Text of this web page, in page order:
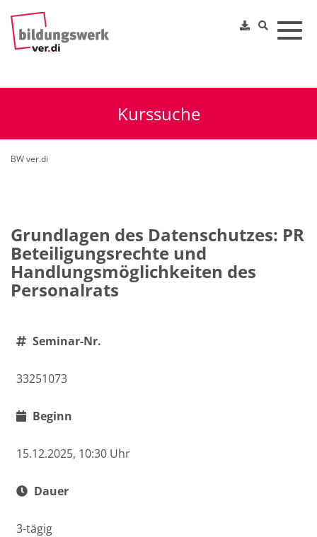
Kurssuche
BW ver.di
Grundlagen des Datenschutzes: PR
Beteiligungsrechte und
Handlungsmöglichkeiten des
Personalrats
Seminar-Nr.
33251073
Beginn
15.12.2025, 10:30 Uhr
Dauer
3-tägig